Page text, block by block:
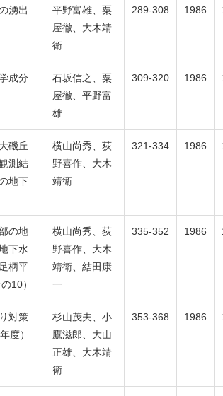
湧出
平野富雄、粟
屋徹、大木靖
衛
289-308 1986
成分
石坂信之、粟
屋徹、平野富
雄
309-320 1986
磯丘
測結
地下
横山尚秀、荻
野喜作、大木
靖衛
321-334 1986
の地
下水
柄平
10）
横山尚秀、荻
野喜作、大木
靖衛、結田康
一
335-352 1986
対策
度）
杉山茂夫、小
鷹滋郎、大山
正雄、大木靖
衛
353-368 1986